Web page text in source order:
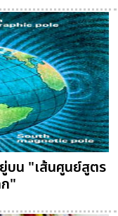
บน "เส้นศูนย์สูตร
"